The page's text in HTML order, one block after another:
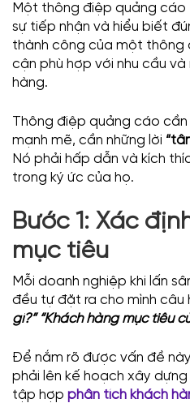
Một thông điệp quảng cáo
sự tiếp nhận và hiểu biết
thành công của một thông
cận phù hợp với nhu cầu
hàng.
Thông điệp quảng cáo cần
mạnh mẽ, cần những lời
Nó phải hấp dẫn và kích
trong ký ức của họ.
Bước 1: Xác
mục tiêu
Mỗi doanh nghiệp khi lấn
đều tự đặt ra cho mình câu
gì?” “Khách hàng mục tiêu
Để nắm rõ được vấn đề
phải lên kế hoạch xây
tập hợp phân tích khách